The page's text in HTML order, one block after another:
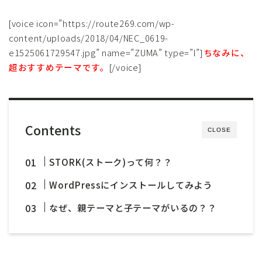
[voice icon=”https://route269.com/wp-
content/uploads/2018/04/NEC_0619-
e1525061729547.jpg” name=”ZUMA” type=”l”] ちなみに、
超おすすめテーマです。 [/voice]
CLOSE
Contents
STORK(ストーク)って何？？
WordPressにインストールしてみよう
なぜ、親テーマと子テーマがいるの？？